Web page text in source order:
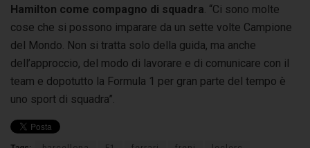
Hamilton come compagno di squadra . “Ci sono molte
cose che si possono imparare da un sette volte Campione
del Mondo. Non si tratta solo della guida, ma anche
dell’approccio, del modo di lavorare e di comunicare con il
team e dopotutto la Formula 1 per gran parte del tempo è
uno sport di squadra”.